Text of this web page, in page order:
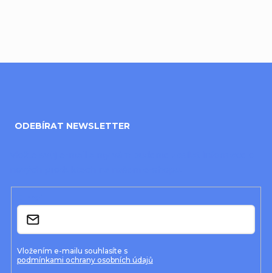
ODEBÍRAT NEWSLETTER
Vložením e-mailu souhlasíte s
podmínkami ochrany osobních údajů